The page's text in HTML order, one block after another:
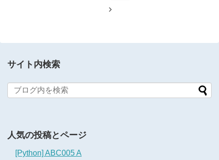
サイト内検索
人気の投稿とページ
[Python] ABC005 A